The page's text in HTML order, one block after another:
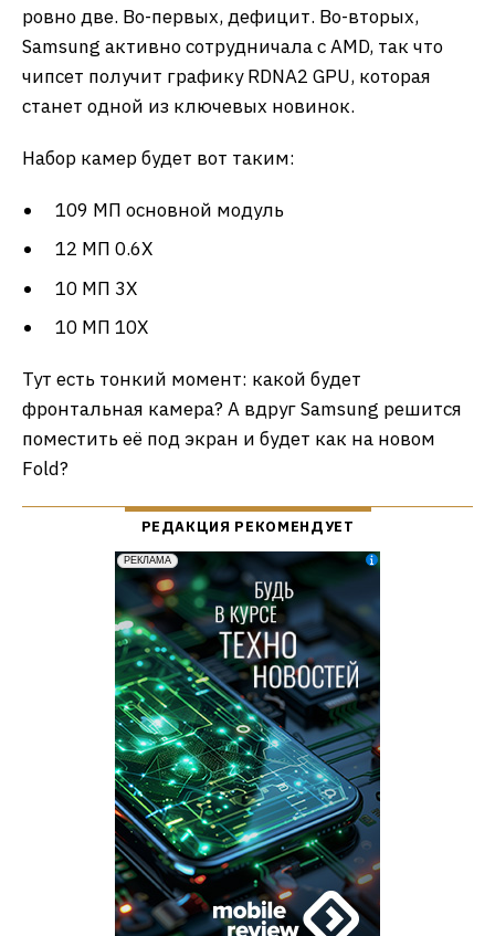
ровно две. Во-первых, дефицит. Во-вторых,
Samsung активно сотрудничала с AMD, так что
чипсет получит графику RDNA2 GPU, которая
станет одной из ключевых новинок.
Набор камер будет вот таким:
109 МП основной модуль
12 МП 0.6X
10 МП 3X
10 МП 10X
Тут есть тонкий момент: какой будет
фронтальная камера? А вдруг Samsung решится
поместить её под экран и будет как на новом
Fold?